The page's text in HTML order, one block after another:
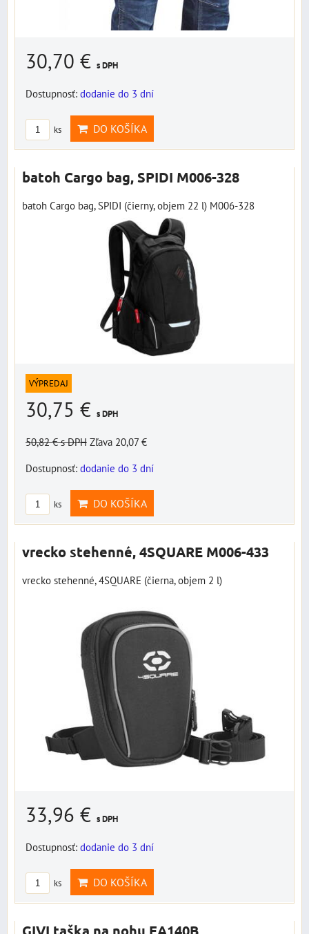
30,70 € s DPH
Dostupnosť: dodanie do 3 dní
ks DO KOŠÍKA
batoh Cargo bag, SPIDI M006-328
batoh Cargo bag, SPIDI (čierny, objem 22 l) M006-328
VÝPREDAJ
30,75 € s DPH
50,82 €s DPH Zľava 20,07 €
Dostupnosť: dodanie do 3 dní
ks DO KOŠÍKA
vrecko stehenné, 4SQUARE M006-433
vrecko stehenné, 4SQUARE (čierna, objem 2 l)
33,96 € s DPH
Dostupnosť: dodanie do 3 dní
ks DO KOŠÍKA